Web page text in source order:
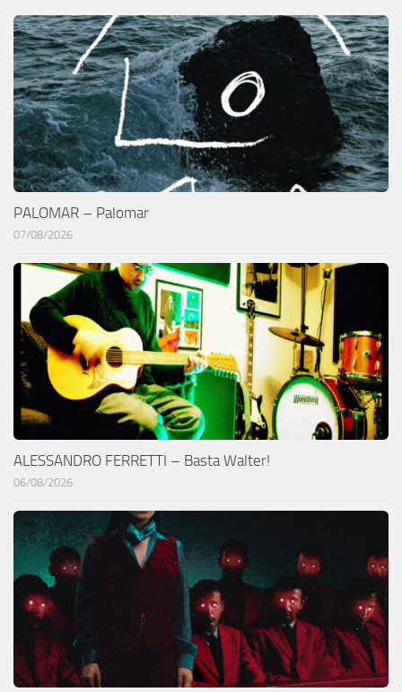
PALOMAR – Palomar
07/08/2026
ALESSANDRO FERRETTI – Basta Walter!
06/08/2026